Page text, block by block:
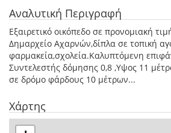
Αναλυτική Περιγραφή
Εξαιρετικό οικόπεδο σε προνομιακή
Δημαρχείο Αχαρνών,δίπλα σε τοπική
φαρμακεία,σχολεία.Καλυπτόμενη
Συντελεστής δόμησης 0,8 ,Υψος 11
σε δρόμο φάρδους 10 μέτρων...
Χάρτης